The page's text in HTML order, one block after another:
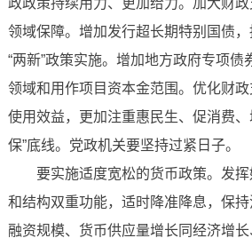
政政策持续用力、更加给力。加大财
领域保障。增加发行超长期特别国债，
“两新”政策实施。增加地方政府专项债
领域和用作项目资本金范围。优化财
使用效益，更加注重惠民生、促消费、
保”底线。党政机关要坚持过紧日子。
要实施适度宽松的货币政策。发挥
和结构双重功能，适时降准降息，保
融资规模、货币供应量增长同经济增